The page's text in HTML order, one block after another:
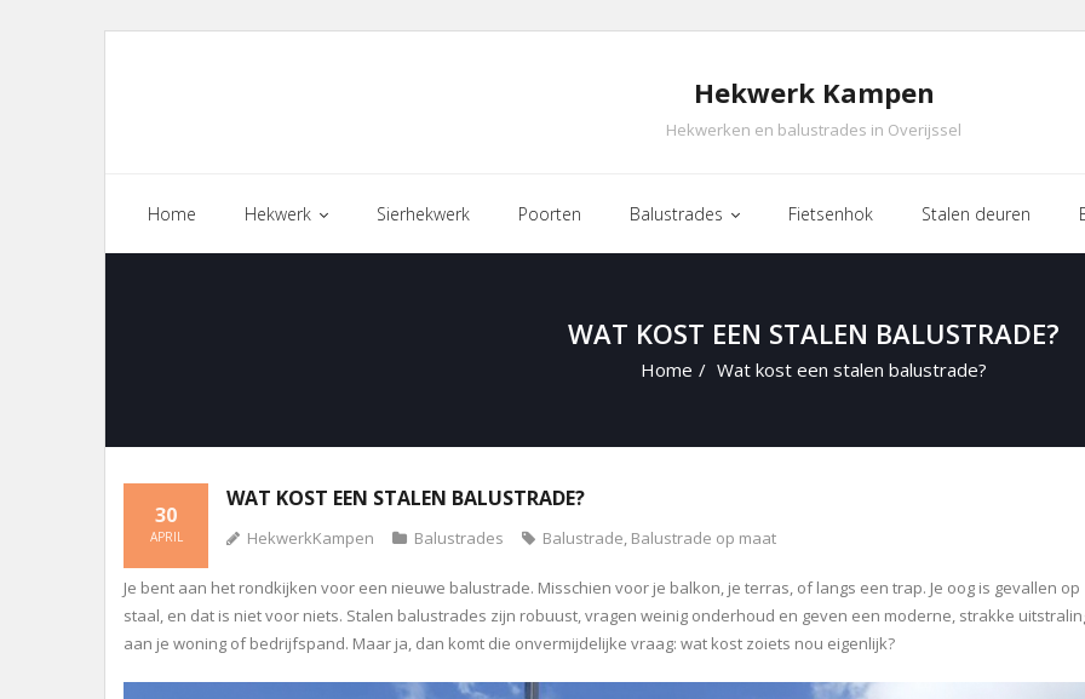
Hekwerk Kampen
Hekwerken en balustrades in Overijssel
Home Hekwerk Sierhekwerk Poorten Balustrades Fietsenhok Stalen deuren
WAT KOST EEN STALEN BALUSTRADE?
Home / Wat kost een stalen balustrade?
WAT KOST EEN STALEN BALUSTRADE?
30
APRIL HekwerkKampen Balustrades Balustrade, Balustrade op maat
Je bent aan het rondkijken voor een nieuwe balustrade. Misschien voor je balkon, je terras, of langs een trap. Je oog is gevallen op
staal, en dat is niet voor niets. Stalen balustrades zijn robuust, vragen weinig onderhoud en geven een moderne, strakke
aan je woning of bedrijfspand. Maar ja, dan komt die onvermijdelijke vraag: wat kost zoiets nou eigenlijk?